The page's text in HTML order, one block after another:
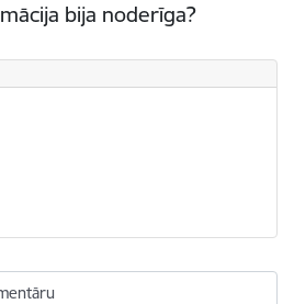
bija noderīga?
noderīga?